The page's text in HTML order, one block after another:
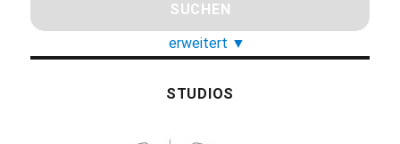
erweitert ▼
STUDIOS